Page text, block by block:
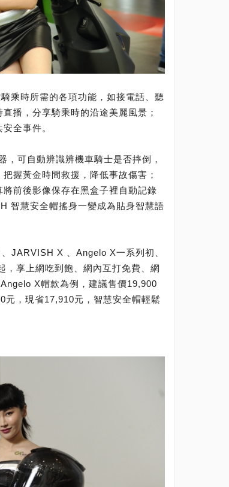
乘時所需的各項功能，如接電話、聽
播，分享騎乘時的沿途美麗風景；
全事件。
可自動辨識辨機車騎士是否摔倒，
握黃金時間救援，降低事故傷害；
前後影像保存在黑盒子裡自動記錄
智慧安全帽搖身一變成為貼身智慧語
JARVISH X 、Angelo X一系列初、
，享上網吃到飽、網內互打免費、網
X帽款為例，建議售價19,900
元，現省17,910元，智慧安全帽輕鬆